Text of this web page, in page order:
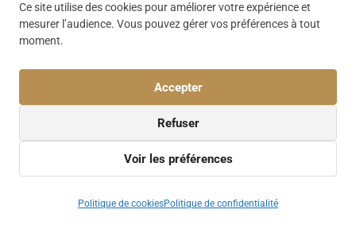
Ce site utilise des cookies pour améliorer votre expérience et
mesurer l’audience. Vous pouvez gérer vos préférences à tout
moment.
Accepter
Refuser
Voir les préférences
Politique de cookiesPolitique de confidentialité
Instagram
Piscine
Village Vacances Cap France